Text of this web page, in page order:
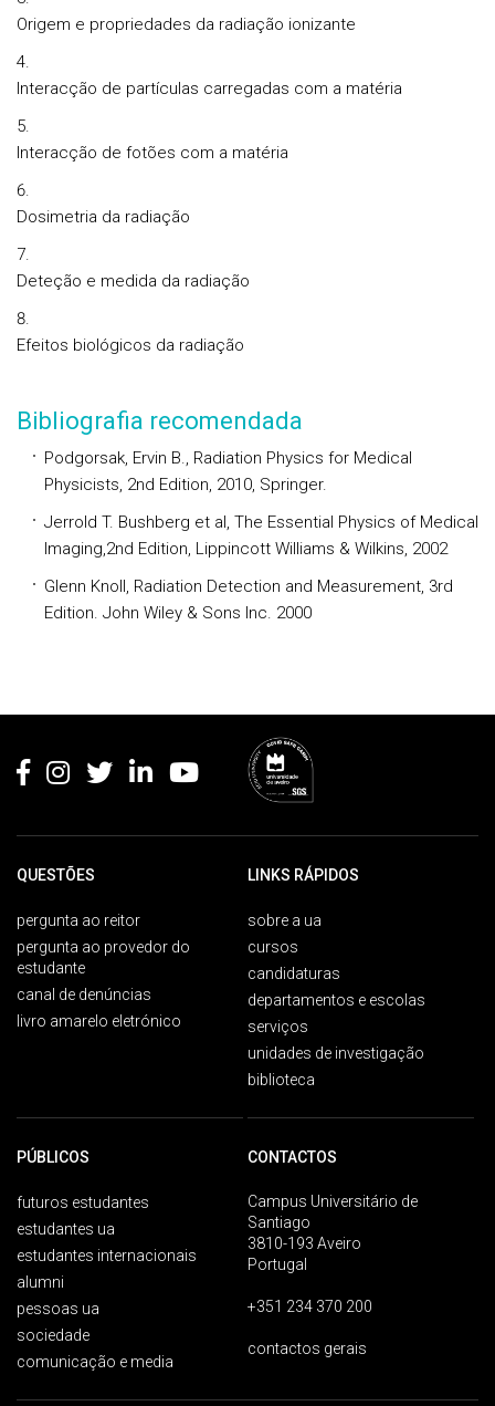
Origem e propriedades da radiação ionizante
Interacção de partículas carregadas com a matéria
Interacção de fotões com a matéria
Dosimetria da radiação
Deteção e medida da radiação
Efeitos biológicos da radiação
Bibliografia recomendada
Podgorsak, Ervin B., Radiation Physics for Medical
Physicists, 2nd Edition, 2010, Springer.
Jerrold T. Bushberg et al, The Essential Physics of Medical
Imaging,2nd Edition, Lippincott Williams & Wilkins, 2002
Glenn Knoll, Radiation Detection and Measurement, 3rd
Edition. John Wiley & Sons Inc. 2000
QUESTÕES
pergunta ao reitor
pergunta ao provedor do
estudante
canal de denúncias
livro amarelo eletrónico
LINKS RÁPIDOS
sobre a ua
cursos
candidaturas
departamentos e escolas
serviços
unidades de investigação
biblioteca
PÚBLICOS
futuros estudantes
estudantes ua
estudantes internacionais
alumni
pessoas ua
sociedade
comunicação e media
CONTACTOS
Campus Universitário de
Santiago
3810-193 Aveiro
Portugal
+351 234 370 200
contactos gerais